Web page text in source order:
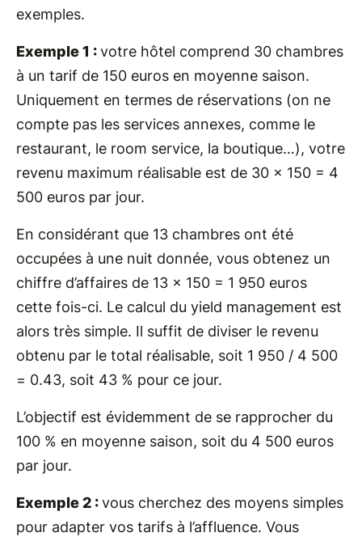
exemples.
Exemple 1 :votre hôtel comprend 30 chambres
à un tarif de 150 euros en moyenne saison.
Uniquement en termes de réservations (on ne
compte pas les services annexes, comme le
restaurant, le room service, la boutique…), votre
revenu maximum réalisable est de 30 x 150 = 4
500 euros par jour.
En considérant que 13 chambres ont été
occupées à une nuit donnée, vous obtenez un
chiffre d’affaires de 13 x 150 = 1 950 euros
cette fois-ci. Le calcul du yield management est
alors très simple. Il suffit de diviser le revenu
obtenu par le total réalisable, soit 1 950 / 4 500
= 0.43, soit 43 % pour ce jour.
L’objectif est évidemment de se rapprocher du
100 % en moyenne saison, soit du 4 500 euros
par jour.
Exemple 2 :vous cherchez des moyens simples
pour adapter vos tarifs à l’affluence. Vous